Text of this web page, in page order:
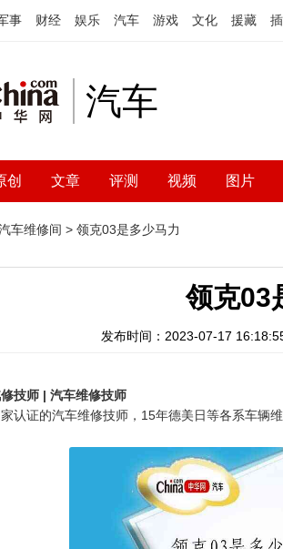
事 财经 娱乐 汽车 游戏 文化 援藏
汽车
创 文章 评测 视频 图片
车维修间 > 领克03是多少马力
领克03
发布时间：2023-07-17
技师 | 汽车维修技师